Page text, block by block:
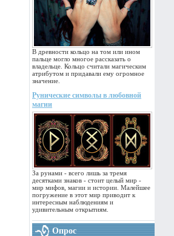
В древности кольцо на том или ином
пальце могло многое рассказать о
владельце. Кольцо считали магическим
атрибутом и придавали ему огромное
значение.
Рунические символы в любовной
магии
За рунами - всего лишь за тремя
десятками знаков - стоит целый мир -
мир мифов, магии и истории. Малейшее
погружение в этот мир приводит к
интересным наблюдениям и
удивительным открытиям.
Опрос